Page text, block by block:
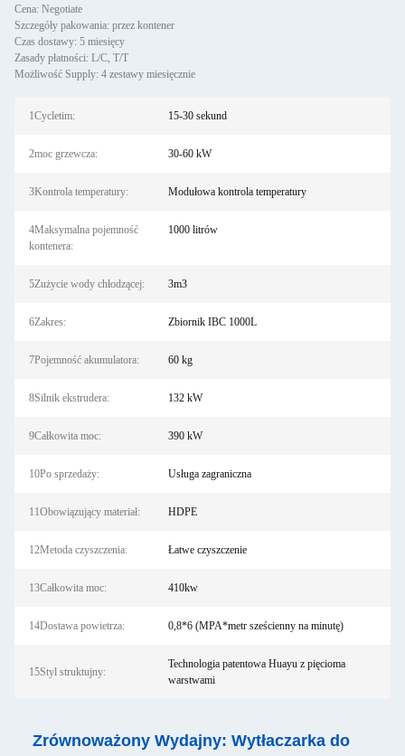
Cena: Negotiate
Szczegóły pakowania: przez kontener
Czas dostawy: 5 miesięcy
Zasady płatności: L/C, T/T
Możliwość Supply: 4 zestawy miesięcznie
1Cycletim: 15-30 sekund
2moc grzewcza: 30-60 kW
3Kontrola temperatury: Modułowa kontrola temperatury
4Maksymalna pojemność
kontenera:
1000 litrów
5Zużycie wody chłodzącej: 3m3
6Zakres: Zbiornik IBC 1000L
7Pojemność akumulatora: 60 kg
8Silnik ekstrudera: 132 kW
9Całkowita moc: 390 kW
10Po sprzedaży: Usługa zagraniczna
11Obowiązujący materiał: HDPE
12Metoda czyszczenia: Łatwe czyszczenie
13Całkowita moc: 410kw
14Dostawa powietrza: 0,8*6 (MPA*metr sześcienny na minutę)
15Styl struktujny:
Technologia patentowa Huayu z pięcioma
warstwami
Zrównoważony Wydajny: Wytłaczarka do